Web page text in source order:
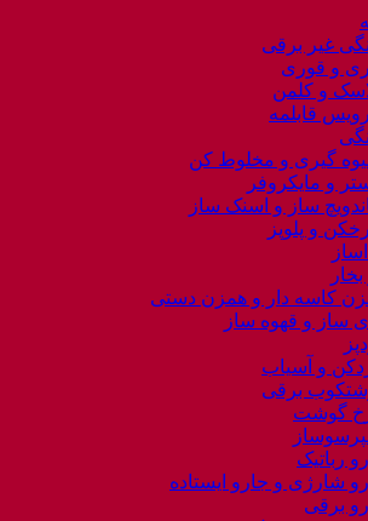
غیر برقی
و قوری
و کلمن
قابلمه
گیری و مخلوط کن
و مایکروفر
ساز و اسنک ساز
و پلوپز
بخار
کاسه دار و همزن دستی
ساز و قهوه ساز
و آسیاب
برقی
گوشت
رباتیک
شارژی و جارو ایستاده
برقی